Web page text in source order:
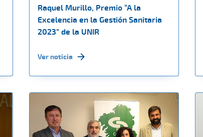
Raquel Murillo, Premio “A la
Excelencia en la Gestión Sanitaria
2023” de la UNIR
Ver noticia